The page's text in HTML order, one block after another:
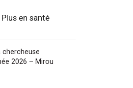
en santé
chercheuse
2026 – Mirou